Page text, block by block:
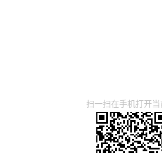
扫一扫在手机打开当